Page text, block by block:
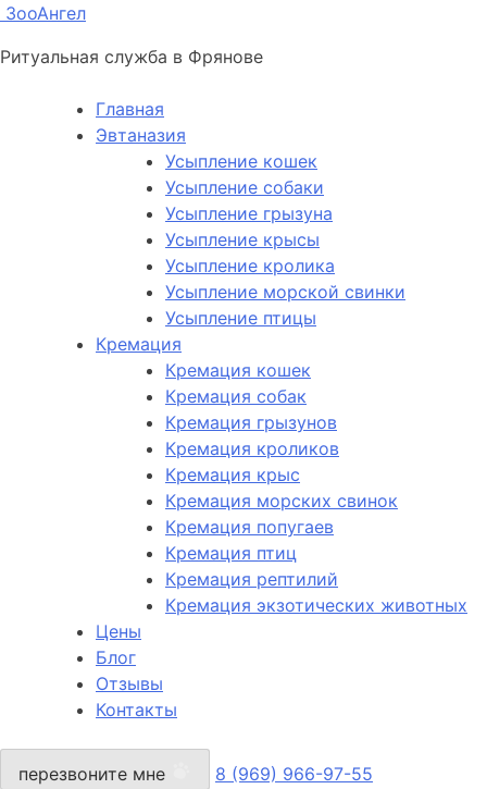
ЗооАнгел
Ритуальная служба в Фрянове
Главная
Эвтаназия
Усыпление кошек
Усыпление собаки
Усыпление грызуна
Усыпление крысы
Усыпление кролика
Усыпление морской свинки
Усыпление птицы
Кремация
Кремация кошек
Кремация собак
Кремация грызунов
Кремация кроликов
Кремация крыс
Кремация морских свинок
Кремация попугаев
Кремация птиц
Кремация рептилий
Кремация экзотических животных
Цены
Блог
Отзывы
Контакты
перезвоните мне 8 (969) 966-97-55